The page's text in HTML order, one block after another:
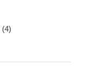
(4)